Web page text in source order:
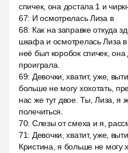
спичек, она достала 1 и
67: И осмотрелась Лиза в
68: Как на заправке откуда
шкафа и осмотрелась Лиза в
неё был коробок спичек,
проиграла.
69: Девочки, хватит, уже,
больше не могу хохотать,
нас же тут двое. Ты, Лиза, я
полечиться.
70: Слезы от смеха и я,
71: Девочки, хватит, уже,
Кристина, я больше не могу